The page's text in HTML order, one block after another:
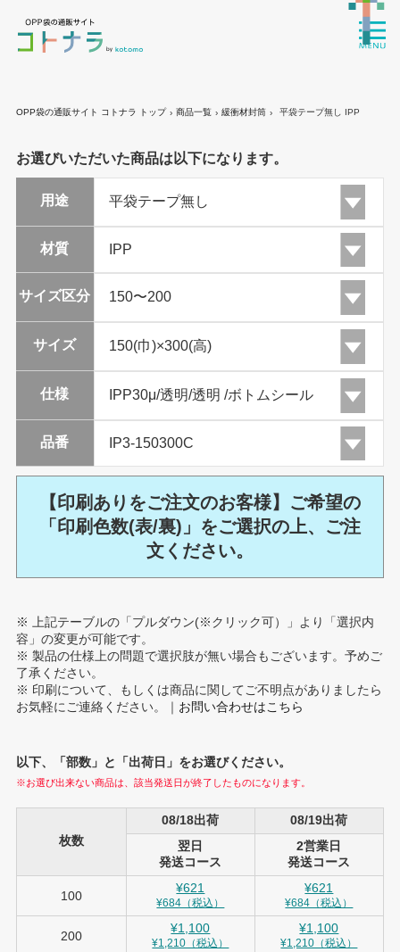
OPP袋の通販サイト コトナラ トップ › 商品一覧 › 緩衝材封筒 › 平袋テープ無し IPP
お選びいただいた商品は以下になります。
用途
材質
サイズ区分
サイズ
仕様
品番
【印刷ありをご注文のお客様】ご希望の
「印刷色数(表/裏)」をご選択の上、ご注
文ください。
※ 上記テーブルの「プルダウン(※クリック可）」より「選択内
容」の変更が可能です。
※ 製品の仕様上の問題で選択肢が無い場合もございます。予めご
了承ください。
※ 印刷について、もしくは商品に関してご不明点がありましたら
お気軽にご連絡ください。｜ お問い合わせはこちら
以下、「部数」と「出荷日」をお選びください。
※お選び出来ない商品は、該当発送日が終了したものになります。
枚数
08/18出荷
08/19出荷
翌日
発送コース
2営業日
発送コース
100
¥621
¥684（税込）
¥621
¥684（税込）
200
¥1,100
¥1,210（税込）
¥1,100
¥1,210（税込）